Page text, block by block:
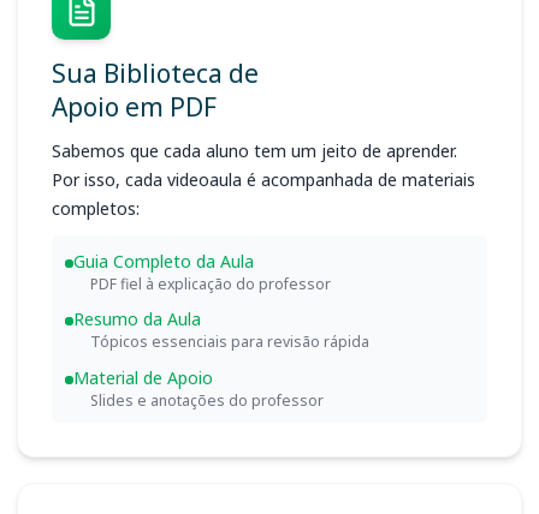
Sua Biblioteca de
Apoio em PDF
Sabemos que cada aluno tem um jeito de aprender.
Por isso, cada videoaula é acompanhada de materiais
completos:
Guia Completo da Aula
PDF fiel à explicação do professor
Resumo da Aula
Tópicos essenciais para revisão rápida
Material de Apoio
Slides e anotações do professor